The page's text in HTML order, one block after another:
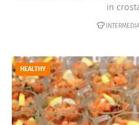
in
INTERMEDIA
HEALTHY